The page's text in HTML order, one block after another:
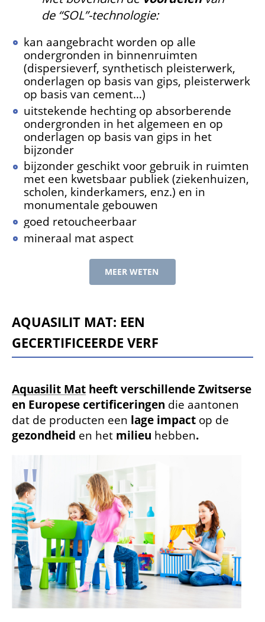
de “SOL”-technologie:
kan aangebracht worden op alle
ondergronden in binnenruimten
(dispersieverf, synthetisch pleisterwerk,
onderlagen op basis van gips, pleisterwerk
op basis van cement…)
uitstekende hechting op absorberende
ondergronden in het algemeen en op
onderlagen op basis van gips in het
bijzonder
bijzonder geschikt voor gebruik in ruimten
met een kwetsbaar publiek (ziekenhuizen,
scholen, kinderkamers, enz.) en in
monumentale gebouwen
goed retoucheerbaar
mineraal mat aspect
MEER WETEN
Aquasilit Mat: een
gecertificeerde verf
Aquasilit Mat heeft verschillende Zwitserse
en Europese certificeringen die aantonen
dat de producten een lage impact op de
gezondheid en het milieu hebben.